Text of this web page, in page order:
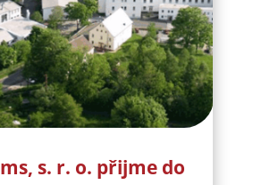
s. r. o. přijme do